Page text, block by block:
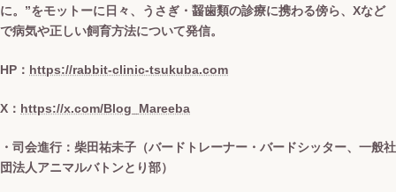
に。”をモットーに日々、うさぎ・齧歯類の診療に携わる傍ら、Xなど
で病気や正しい飼育方法について発信。
HP： https://rabbit-clinic-tsukuba.com
X： https://x.com/Blog_Mareeba
・司会進行：柴田祐未子（バードトレーナー・バードシッター、一般社
団法人アニマルバトンとり部）